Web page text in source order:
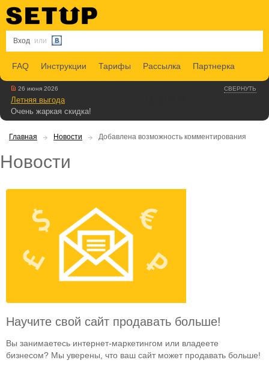
Вход или
FAQ Инструкции Тарифы Рассылка Партнерка
СВЕРНУТЬ
26 июня 2026
Летняя выгода
Очень жаркая скидка!
Главная Новости Добавлена возможность комментирования
Новости
Научите свой сайт продавать больше!
Вы занимаетесь интернет-маркетингом или владеете
бизнесом? Мы уверены, что ваш сайт может продавать больше!